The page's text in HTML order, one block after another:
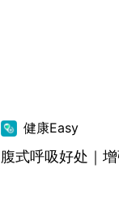
健康Easy
腹式呼吸好处｜